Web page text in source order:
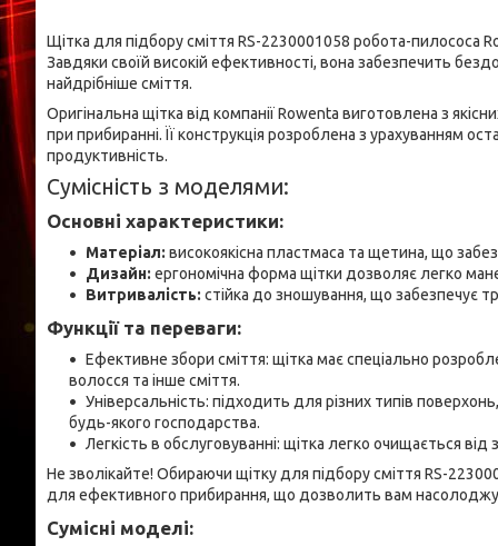
Щітка для підбору сміття RS-2230001058 робота-пилососа
Завдяки своїй високій ефективності, вона забезпечить
найдрібніше сміття.
Оригінальна щітка від компанії Rowenta виготовлена з
при прибиранні. Її конструкція розроблена з урахуванням
продуктивність.
Сумісність з моделями:
Основні характеристики:
Матеріал: високоякісна пластмаса та щетина, що
Дизайн: ергономічна форма щітки дозволяє легко
Витривалість: стійка до зношування, що забезпечує
Функції та переваги:
Ефективне збори сміття: щітка має спеціально
волосся та інше сміття.
Універсальність: підходить для різних типів
будь-якого господарства.
Легкість в обслуговуванні: щітка легко очищається
Не зволікайте! Обираючи щітку для підбору сміття RS-
для ефективного прибирання, що дозволить вам
Сумісні моделі: